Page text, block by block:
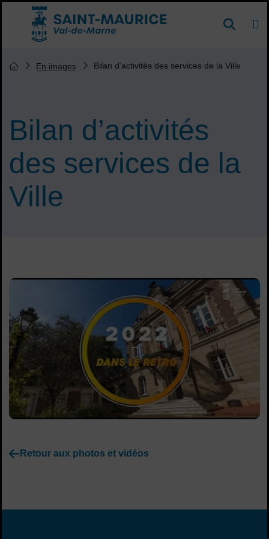
Menu de raccourcis
Accueil ville de Saint-Maurice DE
Bilan d’activités
des services de la
Ville
Vous êtes ici :
Page d'accueil du site
En images Bilan d’activités des services de la Ville
Lancer la video
Retour aux photos et vidéos